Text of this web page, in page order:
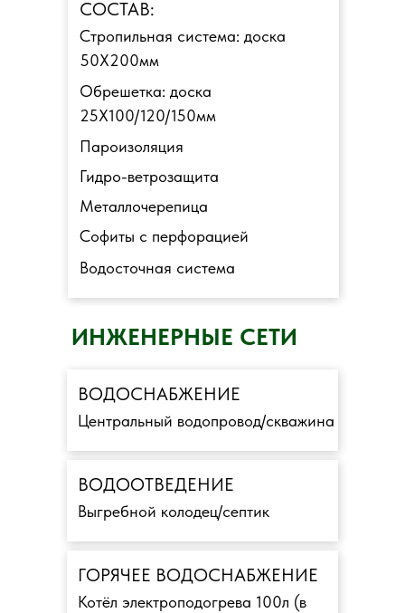
СОСТАВ:
Стропильная система: доска
50Х200мм
Обрешетка: доска
25Х100/120/150мм
Пароизоляция
Гидро-ветрозащита
Металлочерепица
Софиты с перфорацией
Водосточная система
Выгребной колодец/септик
ВОДООТВЕДЕНИЕ
ГОРЯЧЕЕ ВОДОСНАБЖЕНИЕ
Котёл электроподогрева 100л (в
ВОДОСНАБЖЕНИЕ
Центральный водопровод/скважина
ИНЖЕНЕРНЫЕ СЕТИ